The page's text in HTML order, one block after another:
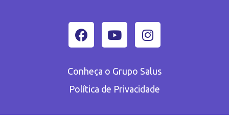
Conheça o Grupo Salus
Política de Privacidade